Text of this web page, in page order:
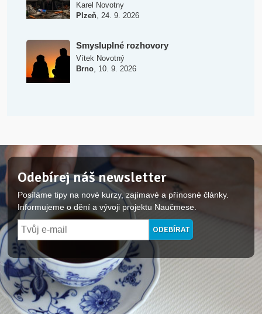
Karel Novotny
Plzeň, 24. 9. 2026
Smysluplné rozhovory
Vítek Novotný
Brno, 10. 9. 2026
Odebírej náš newsletter
Posíláme tipy na nové kurzy, zajímavé a přínosné články.
Informujeme o dění a vývoji projektu Naučmese.